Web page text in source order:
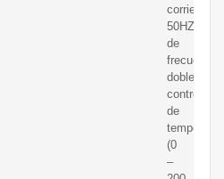
corriente,
50HZ
de
frecuencia
doble
control
de
(0
–